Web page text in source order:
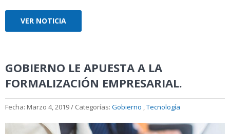
VER NOTICIA
GOBIERNO LE APUESTA A LA
FORMALIZACIÓN EMPRESARIAL.
Fecha: Marzo 4, 2019 / Categorías: Gobierno ,Tecnología